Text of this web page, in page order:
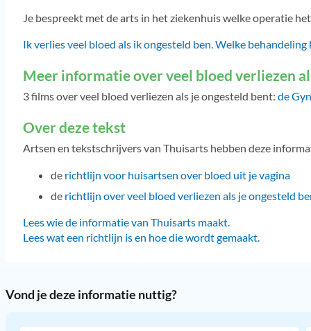
Je bespreekt met de arts in het ziekenhuis welke operatie
Ik verlies veel bloed als ik ongesteld ben. Welke behandeling
Meer informatie over veel bloed verliezen
3 films over veel bloed verliezen als je ongesteld bent: de
Over deze tekst
Artsen en tekstschrijvers van Thuisarts hebben deze
de richtlijn voor huisartsen over bloed uit je vagina
de richtlijn over veel bloed verliezen als je ongesteld
Lees wie de informatie van Thuisarts maakt.
Lees wat een richtlijn is en hoe die wordt gemaakt.
Vond je deze informatie nuttig?